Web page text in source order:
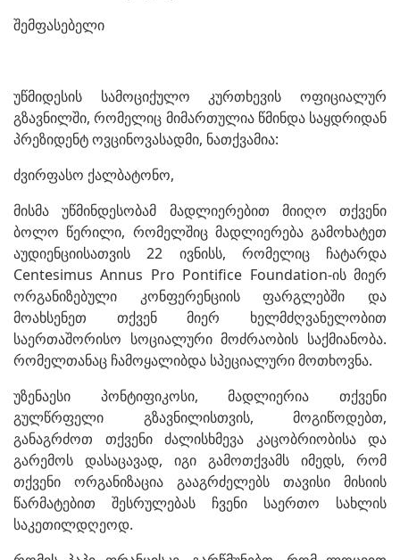
შემფასებელი
უწმიდესის სამოციქულო კურთხევის ოფიციალურ
გზავნილში, რომელიც მიმართულია წმინდა საყდრიდან
პრეზიდენტ ოვცინოვასადმი, ნათქვამია:
ძვირფასო ქალბატონო,
მისმა უწმინდესობამ მადლიერებით მიიღო თქვენი
ბოლო წერილი, რომელშიც მადლიერება გამოხატეთ
აუდიენციისათვის 22 ივნისს, რომელიც ჩატარდა
Centesimus Annus Pro Pontifice Foundation-ის მიერ
ორგანიზებული კონფერენციის ფარგლებში და
მოახსენეთ თქვენ მიერ ხელმძღვანელობით
საერთაშორისო სოციალური მოძრაობის საქმიანობა.
რომელთანაც ჩამოყალიბდა სპეციალური მოთხოვნა.
უზენაესი პონტიფიკოსი, მადლიერია თქვენი
გულწრფელი გზავნილისთვის, მოგიწოდებთ,
განაგრძოთ თქვენი ძალისხმევა კაცობრიობისა და
გარემოს დასაცავად, იგი გამოთქვამს იმედს, რომ
თქვენი ორგანიზაცია გააგრძელებს თავისი მისიის
წარმატებით შესრულებას ჩვენი საერთო სახლის
საკეთილდღეოდ.